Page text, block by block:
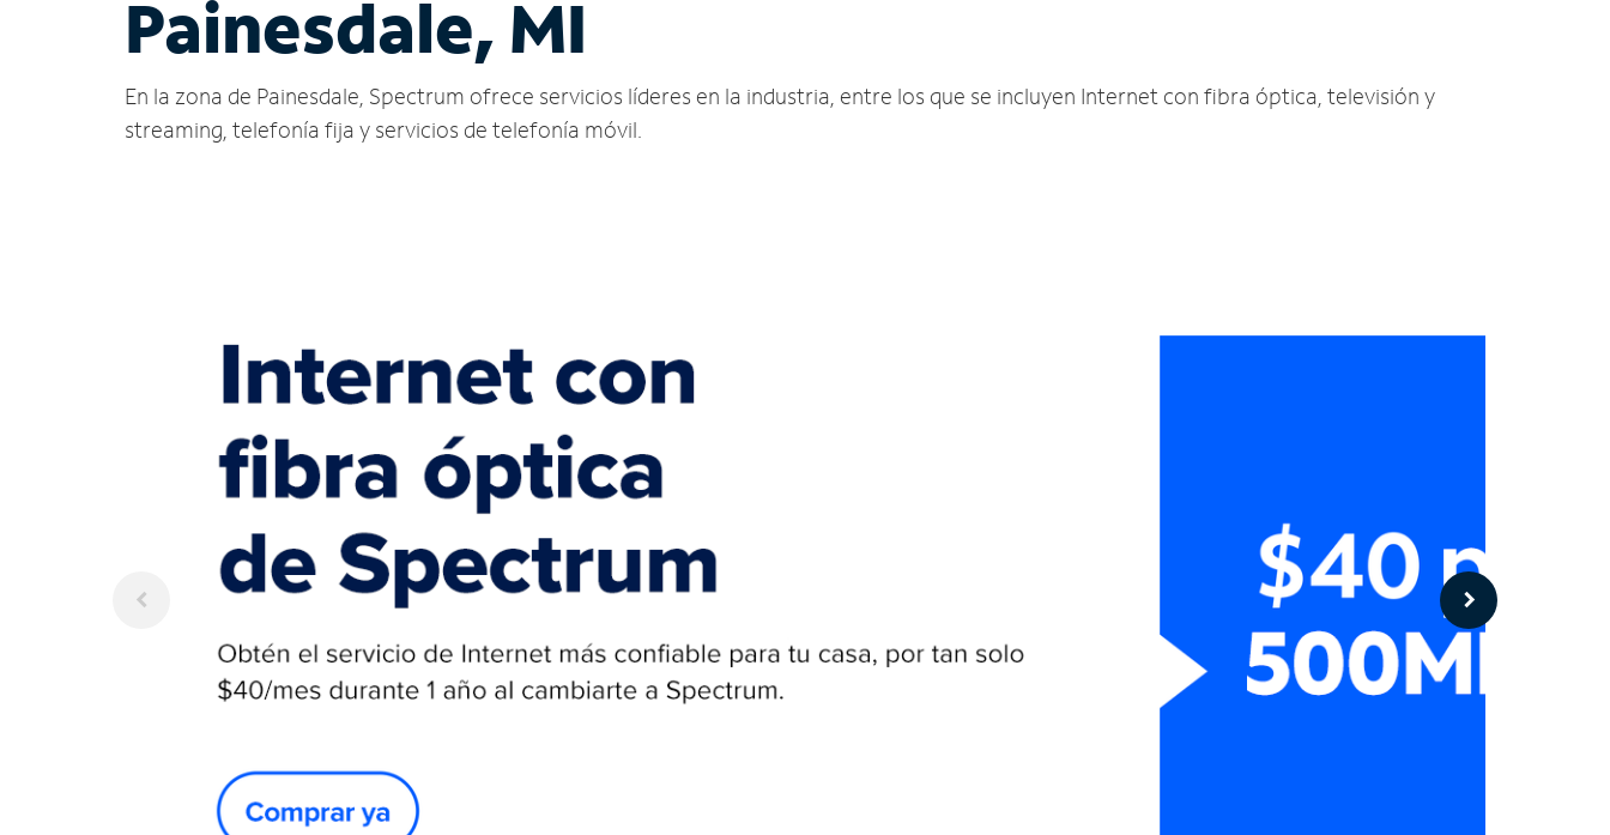
Painesdale, MI
En la zona de Painesdale, Spectrum ofrece servicios líderes en la industria, entre los que se incluyen Internet con fibra óptica, televisión y
streaming, telefonía fija y servicios de telefonía móvil.